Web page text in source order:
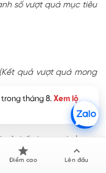
số vượt quá mục tiêu
(Kết quả vượt quá mong
cả thấp hơn trước.)
Điểm cao Lên đầu
trong tháng 8. Xem lộ